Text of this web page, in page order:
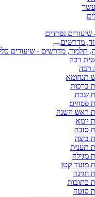
שיעורים נפרדים
מדרשים
תלמוד, מדרשים - שיעורים
רבה
רבה
תנחומא
ברכות
שבת
פסחים
ראש השנה
יומא
סוכה
ביצה
תענית
מגילה
מועד קטן
חגיגה
כתובות
סוטה